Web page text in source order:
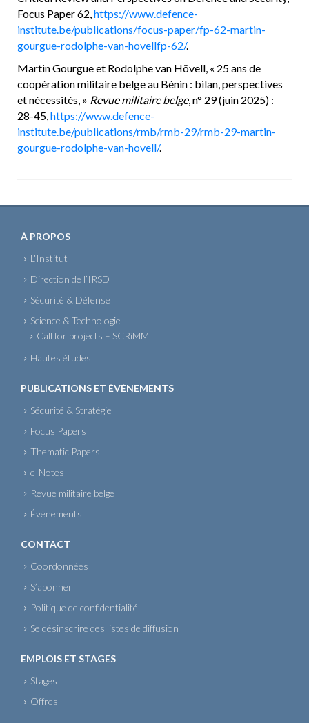
Focus Paper 62, https://www.defence-
institute.be/publications/focus-paper/fp-62-martin-
gourgue-rodolphe-van-hovellfp-62/.
Martin Gourgue et Rodolphe van Hövell, « 25 ans de
coopération militaire belge au Bénin : bilan, perspectives
et nécessités, » Revue militaire belge, n° 29 (juin 2025) :
28-45, https://www.defence-
institute.be/publications/rmb/rmb-29/rmb-29-martin-
gourgue-rodolphe-van-hovell/.
À PROPOS
L’Institut
Direction de l’IRSD
Sécurité & Défense
Science & Technologie
Call for projects – SCRiMM
Hautes études
PUBLICATIONS ET ÉVÉNEMENTS
Sécurité & Stratégie
Focus Papers
Thematic Papers
e-Notes
Revue militaire belge
Événements
CONTACT
Coordonnées
S’abonner
Politique de confidentialité
Se désinscrire des listes de diffusion
EMPLOIS ET STAGES
Stages
Offres